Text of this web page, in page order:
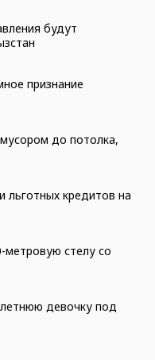
будут
признание
до потолка,
льготных кредитов на
метровую стелу со
девочку под